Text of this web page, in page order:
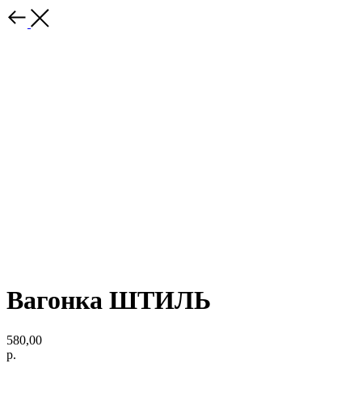
Вагонка ШТИЛЬ
580,00
р.